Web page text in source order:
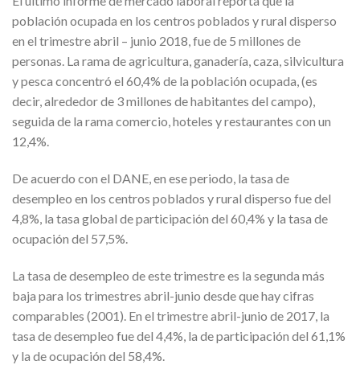
población ocupada en los centros poblados y rural disperso
en el trimestre abril – junio 2018, fue de 5 millones de
personas. La rama de agricultura, ganadería, caza, silvicultura
y pesca concentró el 60,4% de la población ocupada, (es
decir, alrededor de 3 millones de habitantes del campo),
seguida de la rama comercio, hoteles y restaurantes con un
12,4%.
De acuerdo con el DANE, en ese periodo, la tasa de
desempleo en los centros poblados y rural disperso fue del
4,8%, la tasa global de participación del 60,4% y la tasa de
ocupación del 57,5%.
La tasa de desempleo de este trimestre es la segunda más
baja para los trimestres abril-junio desde que hay cifras
comparables (2001). En el trimestre abril-junio de 2017, la
tasa de desempleo fue del 4,4%, la de participación del 61,1%
y la de ocupación del 58,4%.